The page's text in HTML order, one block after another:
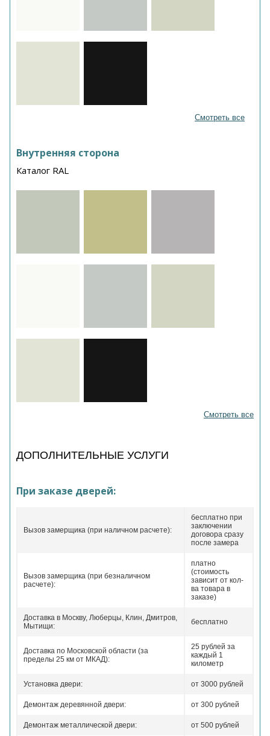
Смотреть все
Внутренняя сторона
Каталог RAL
Смотреть все
ДОПОЛНИТЕЛЬНЫЕ УСЛУГИ
При заказе дверей:
Вызов замерщика (при наличном расчете):
бесплатно при
заключении
договора сразу
после замера
Вызов замерщика (при безналичном
расчете):
платно
(стоимость
зависит от кол-
ва товара в
заказе)
Доставка в Москву, Люберцы, Клин, Дмитров,
Мытищи:
бесплатно
Доставка по Московской области (за
пределы 25 км от МКАД):
25 рублей за
каждый 1
километр
Установка двери: от 3000 рублей
Демонтаж деревянной двери: от 300 рублей
Демонтаж металлической двери: от 500 рублей